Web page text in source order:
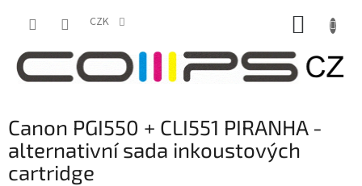
CZK
Canon PGI550 + CLI551 PIRANHA -
alternativní sada inkoustových
cartridge